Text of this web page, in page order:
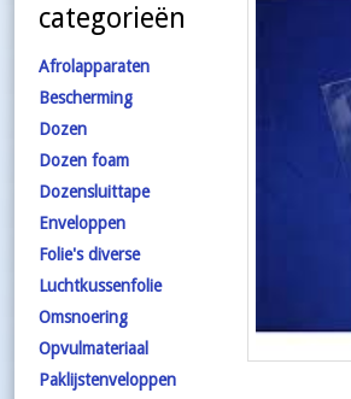
categorieën
Afrolapparaten
Bescherming
Dozen
Dozen foam
Dozensluittape
Enveloppen
Folie's diverse
Luchtkussenfolie
Omsnoering
Opvulmateriaal
Paklijstenveloppen